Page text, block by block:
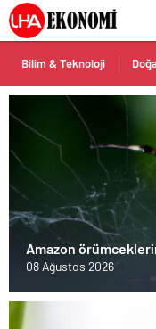
Bilim & Teknoloji Doğa
Amazon
hazır olun.
08 Ağustos 2026